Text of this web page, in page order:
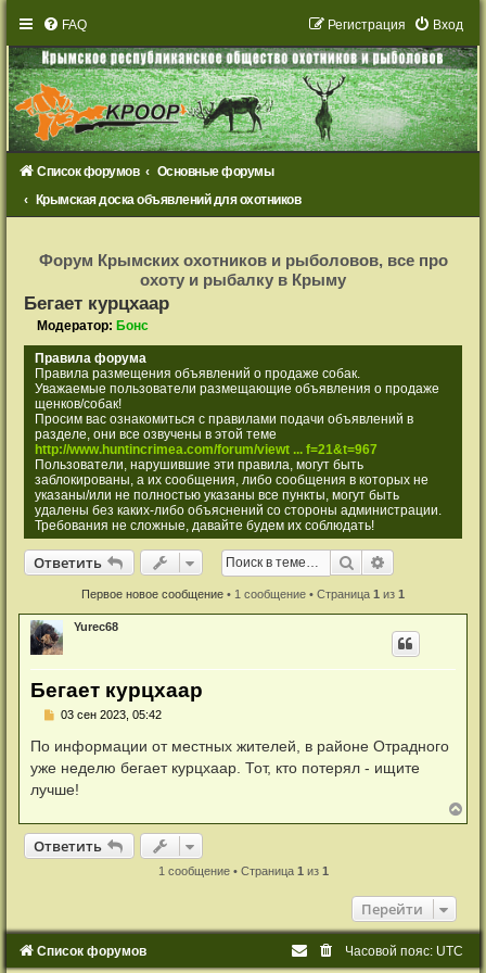
FAQ Вход
Регистрация
Список форумов
Основные форумы
Крымская доска объявлений для охотников
с
т
ц
и
Форум Крымских охотников и рыболовов, все про
охоту и рыбалку в Крыму
Бегает курцхаар
Модератор: Бонс
Правила форума
Правила размещения объявлений о продаже собак.
Уважаемые пользователи размещающие объявления о продаже
щенков/собак!
Просим вас ознакомиться с правилами подачи объявлений в
разделе, они все озвучены в этой теме
http://www.huntincrimea.com/forum/viewt ... f=21&t=967
Пользователи, нарушившие эти правила, могут быть
заблокированы, а их сообщения, либо сообщения в которых не
указаны/или не полностью указаны все пункты, могут быть
удалены без каких-либо объяснений со стороны администрации.
Требования не сложные, давайте будем их соблюдать!
Ответить
Ответить Поиск
Первое новое сообщение • 1 сообщение • Страница 1 из 1
Yurec68
Бегает курцхаар
Н
п
о
и
а
н
щ
е
03 сен 2023, 05:42
По информации от местных жителей, в районе Отрадного
уже неделю бегает курцхаар. Тот, кто потерял - ищите
лучше!
е
я
Ответить
Ответить
1 сообщение • Страница 1 из 1
Перейти
Список форумов Часовой пояс: UTC